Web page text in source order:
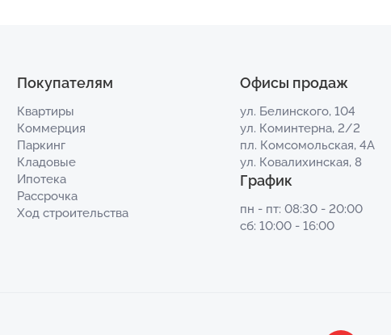
Покупателям
Квартиры
Коммерция
Паркинг
Кладовые
Ипотека
Рассрочка
Ход строительства
Офисы продаж
ул. Белинского, 104
ул. Коминтерна, 2/2
пл. Комсомольская, 4А
ул. Ковалихинская, 8
График
пн - пт: 08:30 - 20:00
сб: 10:00 - 16:00